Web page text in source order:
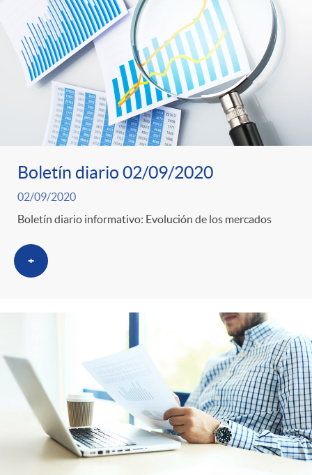
Boletín diario 02/09/2020
02/09/2020
Boletín diario informativo: Evolución de los mercados
+